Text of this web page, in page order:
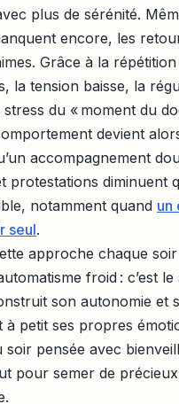
plus de sérénité.
encore, les
Grâce à la répétition
la tension baisse, la
du « moment du
devient
accompagnement
protestations diminuent
notamment quand un
seul.
approche chaque
froid : c’est
son autonomie et
à petit ses propres
soir pensée avec
pour semer de